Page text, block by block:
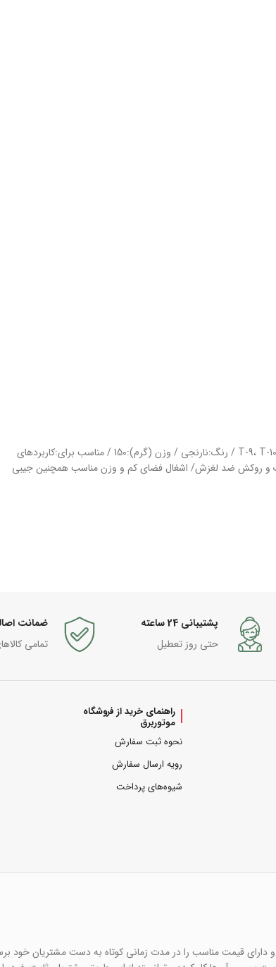
تعداد:8 عددی / سری آلن:شامل سایزهای T-9، T-10 ،T-15، T-20 ،T-25 ،T-27 ،T-30 ،T-40 / رنگ:نارنجی / وزن (گرم):150 / مناسب برای:کاربردهای
و روکش ضد لغزش/ اشغال فضای کم و وزن مناسب همچنین جیبی
پشتیبانی 24 ساعته
حتی روز تعطیل
ضمانت
تمامی
راهنمای خرید از فروشگاه
موتوربرق
نحوه ثبت سفارش
رویه ارسال سفارش
شیوه‌های پرداخت
و دارای قیمت مناسب را در مدت زمانی کوتاه به دست مشتریان خود